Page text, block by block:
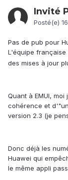
Invité
Posté(e)
Pas de pub pour
L'équipe française
des mises à jour
Quant à EMUI,
cohérence et
version 2.3 (je
Donc déjà les
Huawei qui
le même appli